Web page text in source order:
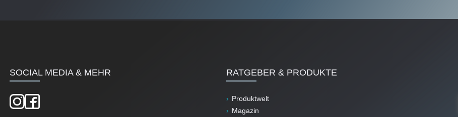
SOCIAL MEDIA & MEHR RATGEBER & PRODUKTE
Produktwelt
Magazin